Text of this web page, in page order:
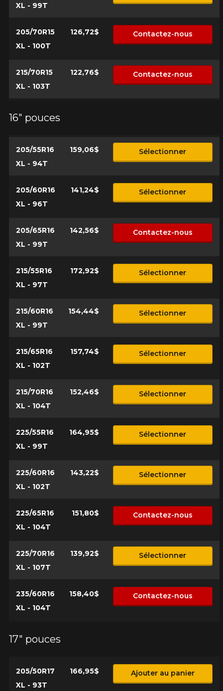
XL - 99T
205/70R15
XL - 100T
126,72$ Contactez-nous
215/70R15
XL - 103T
122,76$ Contactez-nous
16" pouces
205/55R16
XL - 94T
159,06$ Sélectionner
205/60R16
XL - 96T
141,24$ Sélectionner
205/65R16
XL - 99T
142,56$ Contactez-nous
215/55R16
XL - 97T
172,92$ Sélectionner
215/60R16
XL - 99T
154,44$ Sélectionner
215/65R16
XL - 102T
157,74$ Sélectionner
215/70R16
XL - 104T
152,46$ Sélectionner
225/55R16
XL - 99T
164,95$ Sélectionner
225/60R16
XL - 102T
143,22$ Sélectionner
225/65R16
XL - 104T
151,80$ Contactez-nous
225/70R16
XL - 107T
139,92$ Sélectionner
235/60R16
XL - 104T
158,40$ Contactez-nous
17" pouces
205/50R17
XL - 93T
166,95$ Ajouter au panier